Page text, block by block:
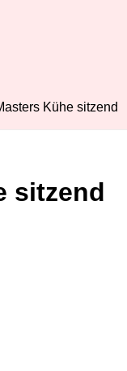
Kühe sitzend
sitzend